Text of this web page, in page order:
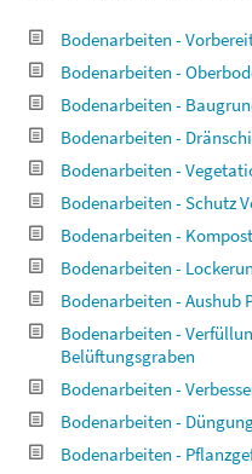
Bodenarbeiten -
Bodenarbeiten -
Bodenarbeiten -
Bodenarbeiten -
Bodenarbeiten -
Bodenarbeiten - Schutz
Bodenarbeiten -
Bodenarbeiten -
Bodenarbeiten - Aushub
Bodenarbeiten -
Belüftungsgraben
Bodenarbeiten -
Bodenarbeiten -
Bodenarbeiten -